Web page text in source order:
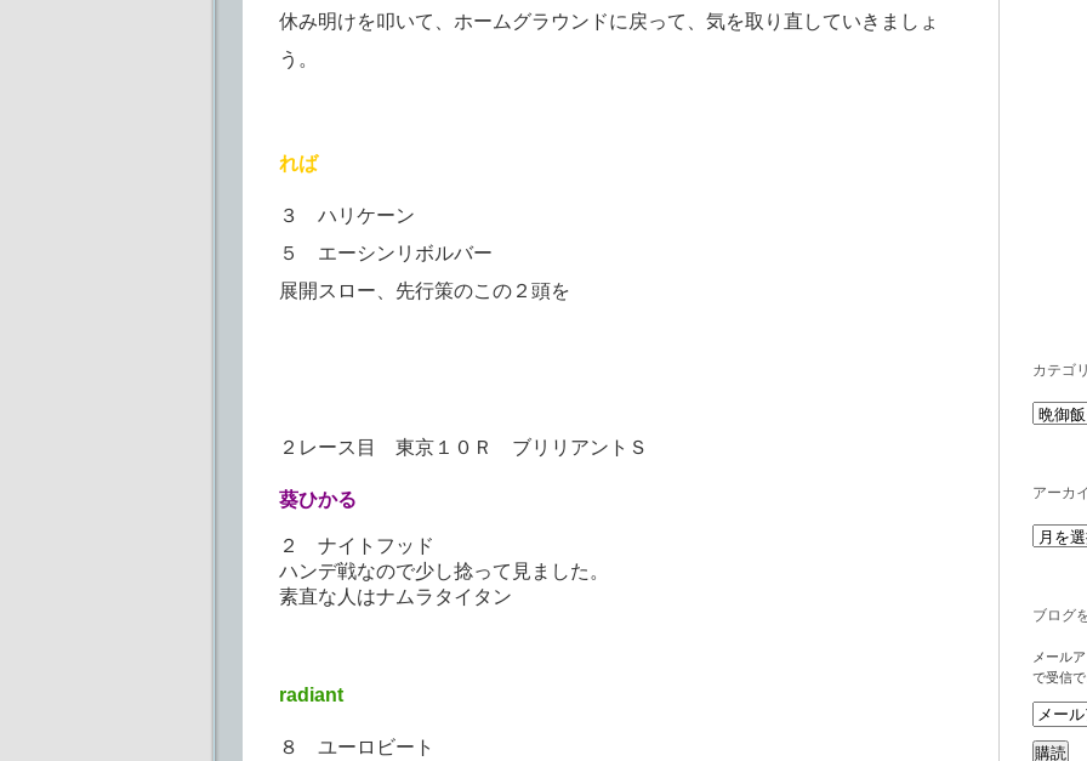
休み明けを叩いて、ホームグラウンドに戻って、気を取り直していきましょ
う。
れば
３ ハリケーン
５ エーシンリボルバー
展開スロー、先行策のこの２頭を
２レース目 東京１０Ｒ ブリリアントＳ
葵ひかる
２ ナイトフッド
ハンデ戦なので少し捻って見ました。
素直な人はナムラタイタン
radiant
８ ユーロビート
カテゴ
アーカ
ブログ
メール
で受信で